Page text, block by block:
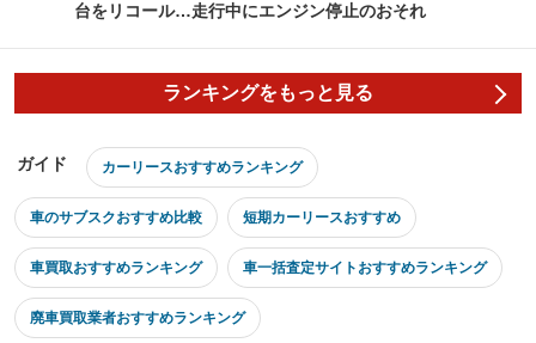
台をリコール…走行中にエンジン停止のおそれ
ランキングをもっと見る
ガイド カーリースおすすめランキング
車のサブスクおすすめ比較 短期カーリースおすすめ
車買取おすすめランキング 車一括査定サイトおすすめランキング
廃車買取業者おすすめランキング